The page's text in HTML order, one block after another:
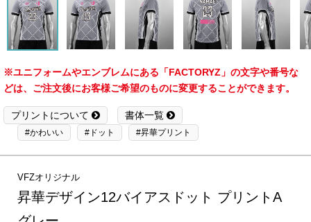
※ユニフォームやエンブレムにある「FACTORYZ」の文字や番号な
どは、ご注文後にお客様ご希望のものに変更することができます。
プリントについて 書体一覧
#かわいい #ドット #昇華プリント
VFZオリジナル
昇華デザイン12バイアスドット プリントA